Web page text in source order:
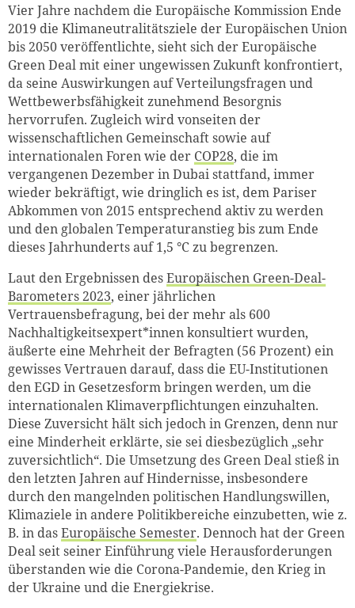
Vier Jahre nachdem die Europäische Kommission Ende
2019 die Klimaneutralitätsziele der Europäischen Union
bis 2050 veröffentlichte, sieht sich der Europäische
Green Deal mit einer ungewissen Zukunft konfrontiert,
da seine Auswirkungen auf Verteilungsfragen und
Wettbewerbsfähigkeit zunehmend Besorgnis
hervorrufen. Zugleich wird vonseiten der
wissenschaftlichen Gemeinschaft sowie auf
internationalen Foren wie der COP28, die im
vergangenen Dezember in Dubai stattfand, immer
wieder bekräftigt, wie dringlich es ist, dem Pariser
Abkommen von 2015 entsprechend aktiv zu werden
und den globalen Temperaturanstieg bis zum Ende
dieses Jahrhunderts auf 1,5 °C zu begrenzen.
Laut den Ergebnissen desEuropäischen Green-Deal-
Barometers 2023, einer jährlichen
Vertrauensbefragung, bei der mehr als 600
Nachhaltigkeitsexpert*innen konsultiert wurden,
äußerte eine Mehrheit der Befragten (56 Prozent) ein
gewisses Vertrauen darauf, dass die EU-Institutionen
den EGD in Gesetzesform bringen werden, um die
internationalen Klimaverpflichtungen einzuhalten.
Diese Zuversicht hält sich jedoch in Grenzen, denn nur
eine Minderheit erklärte, sie sei diesbezüglich „sehr
zuversichtlich“. Die Umsetzung des Green Deal stieß in
den letzten Jahren auf Hindernisse, insbesondere
durch den mangelnden politischen Handlungswillen,
Klimaziele in andere Politikbereiche einzubetten, wie z.
B. in dasEuropäische Semester. Dennoch hat der Green
Deal seit seiner Einführung viele Herausforderungen
überstanden wie die Corona-Pandemie, den Krieg in
der Ukraine und die Energiekrise.